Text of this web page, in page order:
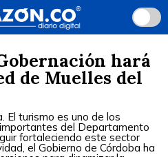
hará
de Muelles del
El turismo es uno de los
del Departamento
fortaleciendo este sector
el Gobierno de Córdoba ha